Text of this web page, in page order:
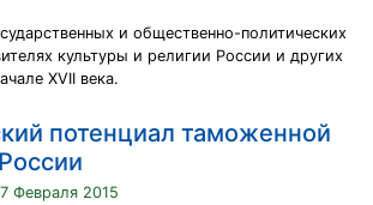
и общественно-политических
культуры и религии России и других
XVII века.
потенциал таможенной
Февраля 2015